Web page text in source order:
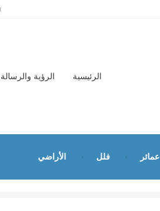
الرئيسية الرؤية والرسالة
عمائر فلل الأراضي